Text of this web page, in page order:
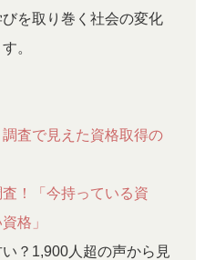
を取り巻く社会の変化
。
査で見えた資格取得の
！「今持っている資
格」
？1,900人超の声から見